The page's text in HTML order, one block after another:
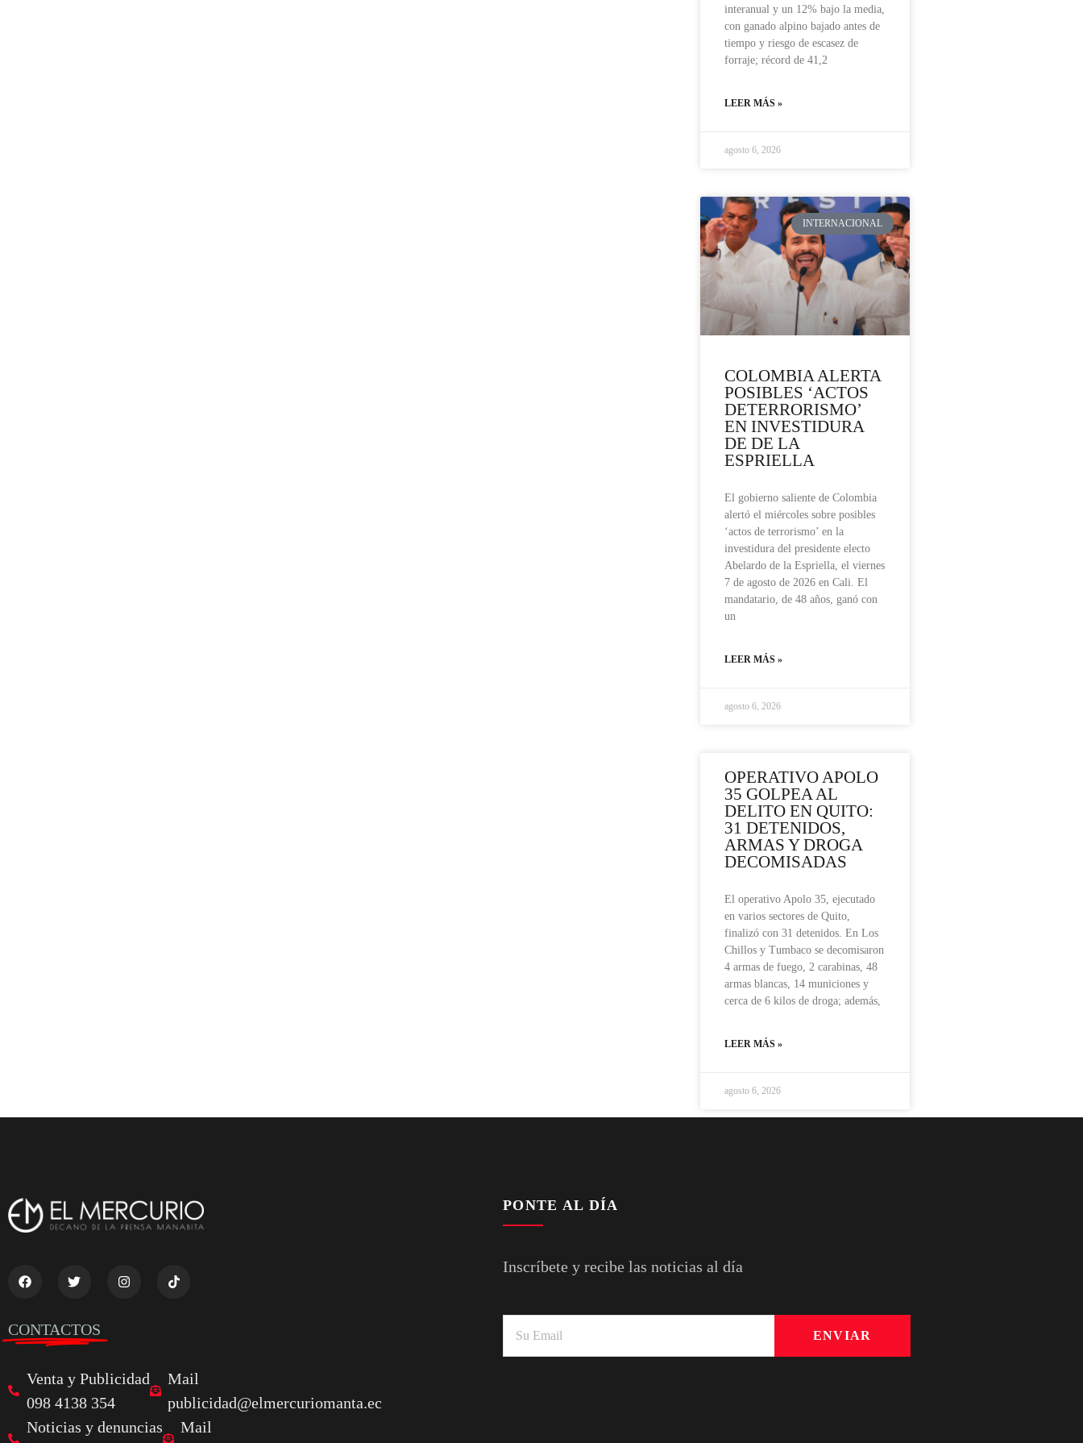
interanual y un 12% bajo la media,
con ganado alpino bajado antes de
tiempo y riesgo de escasez de
forraje; récord de 41,2
LEER MÁS »
agosto 6, 2026
INTERNACIONAL
COLOMBIA ALERTA
POSIBLES ‘ACTOS
DETERRORISMO’
EN INVESTIDURA
DE DE LA
ESPRIELLA
El gobierno saliente de Colombia
alertó el miércoles sobre posibles
‘actos de terrorismo’ en la
investidura del presidente electo
Abelardo de la Espriella, el viernes
7 de agosto de 2026 en Cali. El
mandatario, de 48 años, ganó con
un
LEER MÁS »
agosto 6, 2026
OPERATIVO APOLO
35 GOLPEA AL
DELITO EN QUITO:
31 DETENIDOS,
ARMAS Y DROGA
DECOMISADAS
El operativo Apolo 35, ejecutado
en varios sectores de Quito,
finalizó con 31 detenidos. En Los
Chillos y Tumbaco se decomisaron
4 armas de fuego, 2 carabinas, 48
armas blancas, 14 municiones y
cerca de 6 kilos de droga; además,
LEER MÁS »
agosto 6, 2026
CONTACTOS
Venta y Publicidad
098 4138 354
Mail
publicidad@elmercuriomanta.ec
Noticias y denuncias
Mail
PONTE AL DÍA
Inscríbete y recibe las noticias al día
ENVIAR